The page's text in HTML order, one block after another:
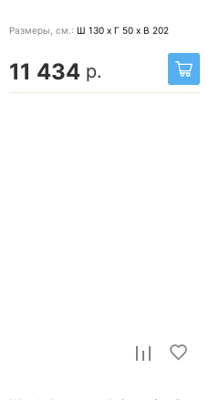
Размеры, cм.: Ш 130 x Г 50 x В 202
11 434 р.